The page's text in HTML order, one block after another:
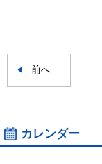
前へ
カレンダー